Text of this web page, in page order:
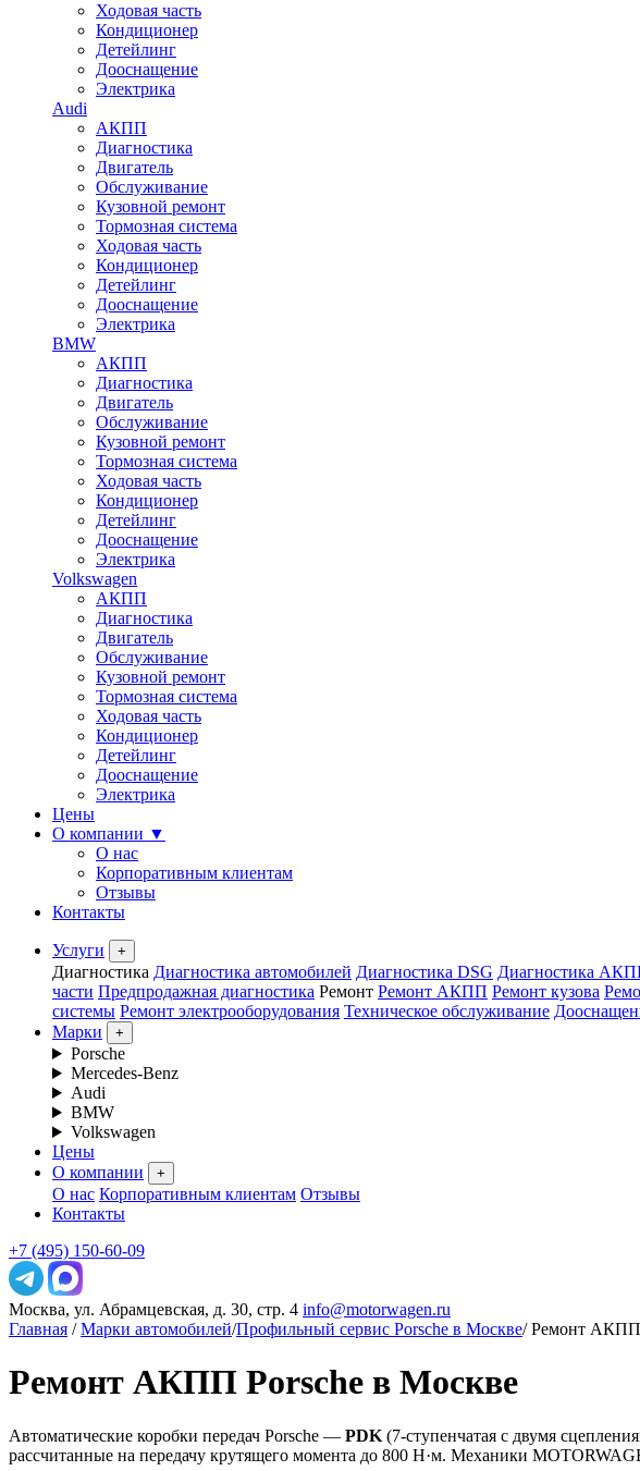
Ходовая часть
Кондиционер
Детейлинг
Дооснащение
Электрика
Audi
АКПП
Диагностика
Двигатель
Обслуживание
Кузовной ремонт
Тормозная система
Ходовая часть
Кондиционер
Детейлинг
Дооснащение
Электрика
BMW
АКПП
Диагностика
Двигатель
Обслуживание
Кузовной ремонт
Тормозная система
Ходовая часть
Кондиционер
Детейлинг
Дооснащение
Электрика
Volkswagen
АКПП
Диагностика
Двигатель
Обслуживание
Кузовной ремонт
Тормозная система
Ходовая часть
Кондиционер
Детейлинг
Дооснащение
Электрика
Цены
О компании ▼
О нас
Корпоративным клиентам
Отзывы
Контакты
Услуги +
Диагностика Диагностика автомобилей Диагностика DSG Диагностика
части Предпродажная диагностика Ремонт Ремонт АКПП Ремонт кузова
системы Ремонт электрооборудования Техническое обслуживание
Марки
+
Porsche
Mercedes-Benz
Audi
BMW
Volkswagen
Цены
О компании
+
О нас Корпоративным клиентам Отзывы
Контакты
+7 (495) 150-60-09
Москва, ул. Абрамцевская, д. 30, стр. 4 info@motorwagen.ru
Главная / Марки автомобилей/Профильный сервис Porsche в Москве/ Ремонт АКПП
Ремонт АКПП Porsche в Москве
Автоматические коробки передач Porsche — PDK (7-ступенчатая с двумя
рассчитанные на передачу крутящего момента до 800 Н·м. Механики